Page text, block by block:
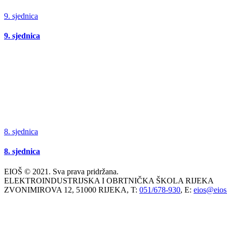
9. sjednica
9. sjednica
8. sjednica
8. sjednica
EIOŠ © 2021. Sva prava pridržana.
ELEKTROINDUSTRIJSKA I OBRTNIČKA ŠKOLA RIJEKA
ZVONIMIROVA 12, 51000 RIJEKA, T: 051/678-930, E: